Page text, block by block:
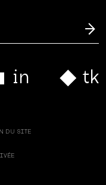
DU SITE